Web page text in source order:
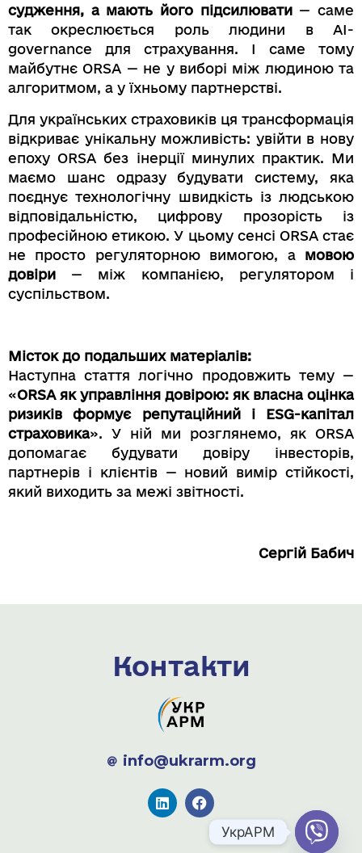
судження, а мають його підсилювати— саме
так окреслюється роль людини в AI-
governance для страхування. І саме тому
майбутнє ORSA — не у виборі між людиною та
алгоритмом, а у їхньому партнерстві.
Для українських страховиків ця трансформація
відкриває унікальну можливість: увійти в нову
епоху ORSA без інерції минулих практик. Ми
маємо шанс одразу будувати систему, яка
поєднує технологічну швидкість із людською
відповідальністю, цифрову прозорість із
професійною етикою. У цьому сенсі ORSA стає
не просто регуляторною вимогою, а мовою
довіри — між компанією, регулятором і
суспільством.
Місток до подальших матеріалів:
Наступна стаття логічно продовжить тему —
«ORSA як управління довірою: як власна оцінка
ризиків формує репутаційний і ESG-капітал
страховика». У ній ми розглянемо, як ORSA
допомагає будувати довіру інвесторів,
партнерів і клієнтів — новий вимір стійкості,
який виходить за межі звітності.
Сергій Бабич
Контакти
info@ukrarm.org
УкрАРМ